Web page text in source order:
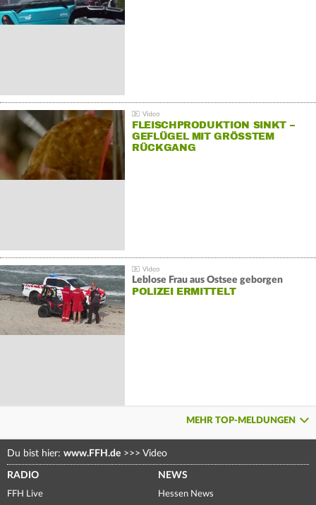
FLEISCHPRODUKTION SINKT –
GEFLÜGEL MIT GRÖSSTEM R
ÜCKGANG
Leblose Frau aus Ostsee geborgen
POLIZEI ERMITTELT
MEHR TOP-MELDUNGEN
Du bist hier: www.FFH.de >>> Video
RADIO
FFH Live
NEWS
Hessen News